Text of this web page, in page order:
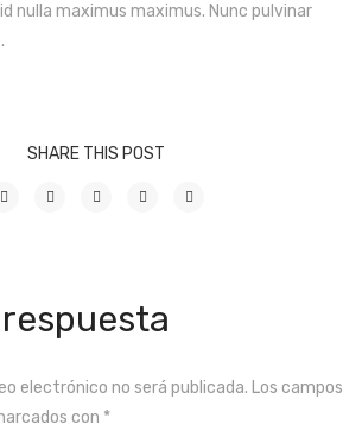
nulla maximus maximus. Nunc pulvinar
SHARE THIS POST
electrónico no será publicada. Los campos
con *